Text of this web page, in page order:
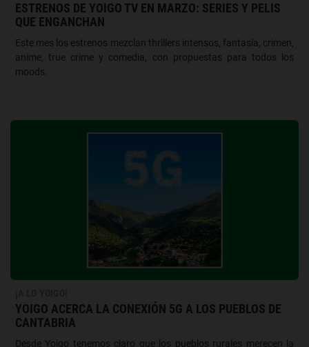
ESTRENOS DE YOIGO TV EN MARZO: SERIES Y PELIS
QUE ENGANCHAN
Este mes los estrenos mezclan thrillers intensos, fantasía, crimen,
anime, true crime y comedia, con propuestas para todos los
moods.
YOIGO ACERCA LA CONEXIÓN 5G A LOS PUEBLOS DE
CANTABRIA
Desde Yoigo tenemos claro que los pueblos rurales merecen la